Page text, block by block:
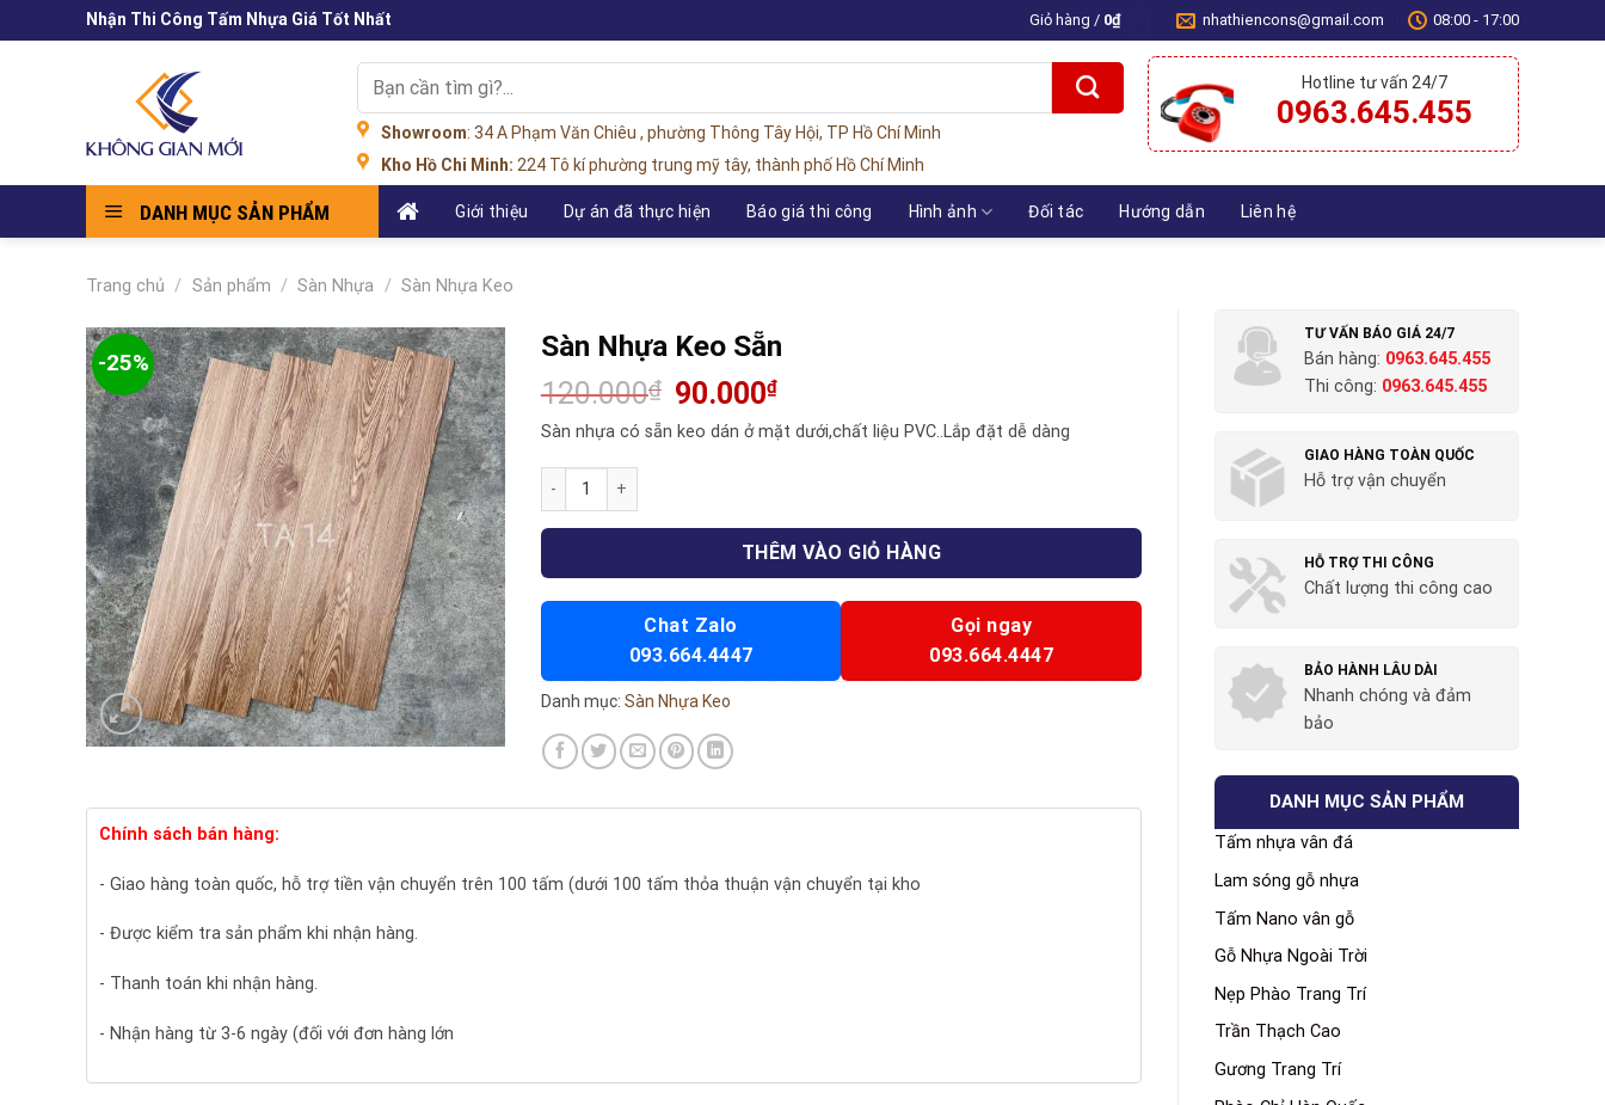
to
Nhận Thi Công Tấm Nhựa Giá Tốt Nhất Giỏ hàng / 0₫ nhathiencons@gmail.com 08:00 - 17:00
kiếm:
Showroom: 34 A Phạm Văn Chiêu , phường Thông Tây Hội, TP Hồ Chí Minh
Kho Hồ Chi Minh: 224 Tô kí phường trung mỹ tây, thành phố Hồ Chí Minh
Hotline tư vấn 24/7
0963.645.455
DANH MỤC SẢN PHẨM Giới thiệu Dự án đã thực hiện Báo giá thi công Hình ảnh Đối tác Hướng dẫn Liên hệ
Trang chủ / Sản phẩm / Sàn Nhựa / Sàn Nhựa Keo
TƯ VẤN BÁO GIÁ 24/7
Bán hàng: 0963.645.455
Thi công: 0963.645.455
GIAO HÀNG TOÀN QUỐC
Hỗ trợ vận chuyển
HỖ TRỢ THI CÔNG
Chất lượng thi công cao
BẢO HÀNH LÂU DÀI
Nhanh chóng và đảm
bảo
DANH MỤC SẢN PHẨM
Tấm nhựa vân đá
Lam sóng gỗ nhựa
Tấm Nano vân gỗ
Gỗ Nhựa Ngoài Trời
Nẹp Phào Trang Trí
Trần Thạch Cao
Gương Trang Trí
-25%
Sàn Nhựa Keo Sẵn
120.000₫
Giá
gốc
là:
120.000₫.
90.000₫Giá
tại
là:
Sàn nhựa có sẵn keo dán ở mặt dưới,chất liệu PVC..Lắp đặt dễ dàng
Sàn Nhựa Keo Sẵn số lượng
THÊM VÀO GIỎ HÀNG
Chat Zalo
093.664.4447
Gọi ngay
093.664.4447
Danh mục: Sàn Nhựa Keo
Chính sách bán hàng:
- Giao hàng toàn quốc, hỗ trợ tiền vận chuyển trên 100 tấm (dưới 100 tấm thỏa thuận vận chuyển tại kho
- Được kiểm tra sản phẩm khi nhận hàng.
- Thanh toán khi nhận hàng.
- Nhận hàng từ 3-6 ngày (đối với đơn hàng lớn